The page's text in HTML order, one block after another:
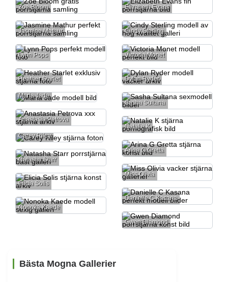
Zoe Bloom Elizabeth Evans
Jasmine Mathur Cindy Sterling
Lynn Pops Victoria Monet
Heather Starlet Dylan Ryder
Maria Jade
Sasha Sultana
Anastasia Petrova
Natalie K
Carey Riley
Arina G Gretta
Natasha Starr
Miss Olivia
Elicia Solis
Danielle C Kasana
Nonoka Kaede
Gwen Diamond
Bästa Mogna Gallerier